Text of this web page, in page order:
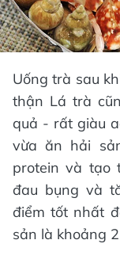
Uống trà sau
thận Lá trà
quả - rất giàu
vừa ăn hải
protein và tạo
đau bụng và
điểm tốt nhất
sản là khoảng